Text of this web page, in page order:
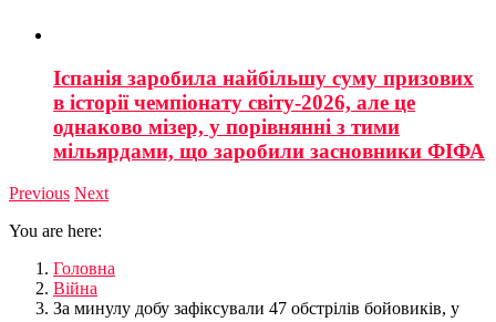
Іспанія заробила найбільшу суму призових
в історії чемпіонату світу-2026, але це
однаково мізер, у порівнянні з тими
мільярдами, що заробили засновники ФІФА
Previous Next
You are here:
Головна
Війна
За минулу добу зафіксували 47 обстрілів бойовиків, у